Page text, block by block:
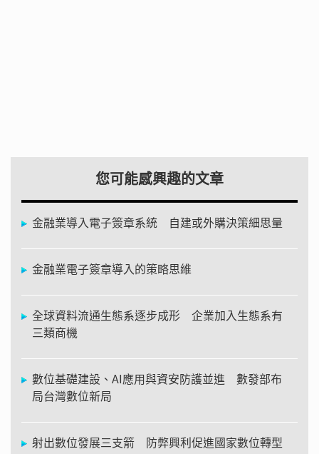
您可能感興趣的文章
金融業導入電子簽章系統 自建或外購決策細思量
金融業電子簽章導入的策略思維
全球資料流通生態系逐步成形 企業加入生態系有
三類商機
數位基礎建設、AI應用與資安防護並進 數發部布
局台灣數位新局
射出數位發展三支箭 防弊興利促進國家數位轉型